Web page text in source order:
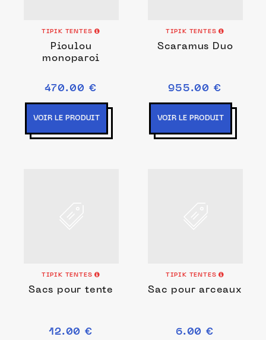
TIPIK TENTES
Pioulou
monoparoi
470.00 €
VOIR LE PRODUIT
TIPIK TENTES
Scaramus Duo
955.00 €
VOIR LE PRODUIT
TIPIK TENTES
Sacs pour tente
12.00 €
TIPIK TENTES
Sac pour arceaux
6.00 €